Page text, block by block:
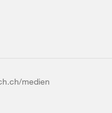
medien